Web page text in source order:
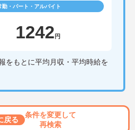
勤・パート・アルバイト
1242 円
をもとに平均月収・平均時給を
戻る
条件を変更して
再検索